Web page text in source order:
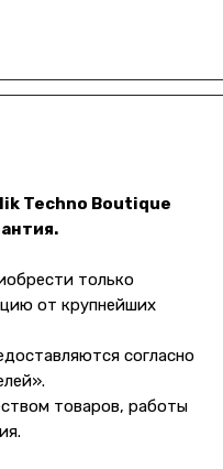
Techno Boutique
только
от крупнейших
согласно
товаров, работы